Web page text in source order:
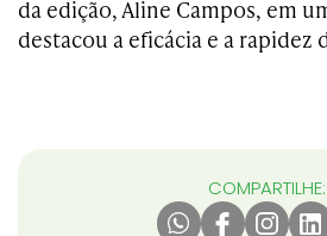
da edição, Aline Campos, em
destacou a eficácia e a rapidez
COMPARTILHE: